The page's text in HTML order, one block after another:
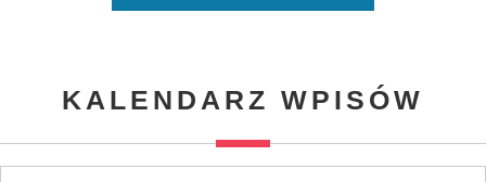
KALENDARZ WPISÓW